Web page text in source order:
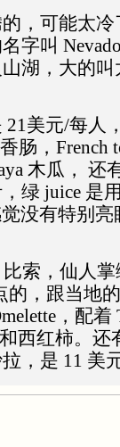
，可能太
字叫
湖，大的
美元/每人
肠，French
木瓜， 还
绿 juice 是
没有特别
索，仙人
，跟当地
，配着
西红柿。
，是 11 美